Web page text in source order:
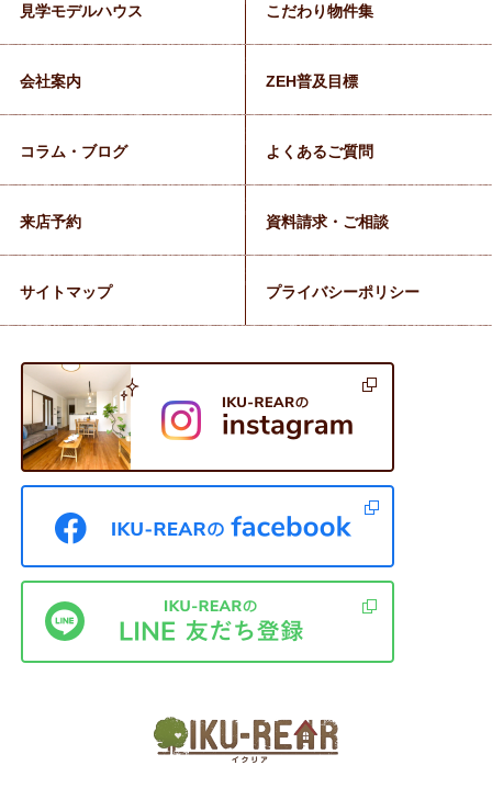
見学モデルハウス こだわり物件集
会社案内 ZEH普及目標
コラム・ブログ よくあるご質問
来店予約 資料請求・ご相談
サイトマップ プライバシーポリシー